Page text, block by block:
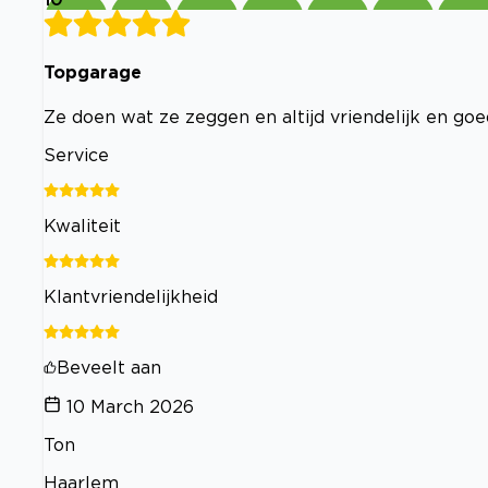
Topgarage
Ze doen wat ze zeggen en altijd vriendelijk en
Service
Kwaliteit
Klantvriendelijkheid
Beveelt aan
10 March 2026
Ton
Haarlem